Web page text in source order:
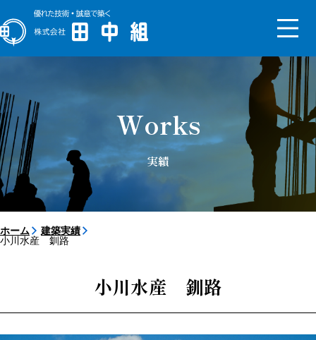
トップメッセージ
組織図
サステナビリティ
SDGs
ISO
コンプライアンス
事業継続計画
健康経営の取り組み
Works
実績
ホーム
建築実績
小川水産 釧路
小川水産 釧路